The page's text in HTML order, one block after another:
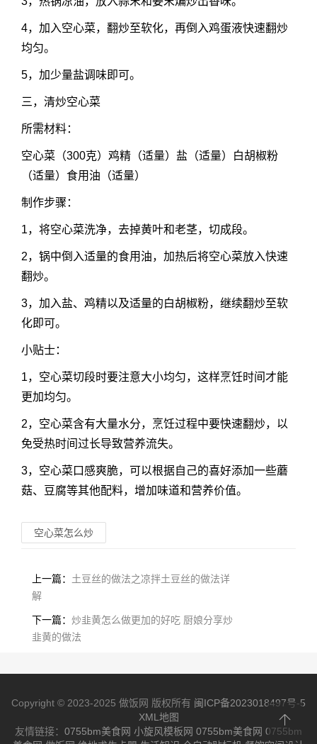
4，加入空心菜，翻炒至软化，再倒入鸡蛋液快速翻炒
均匀。
5，加少量盐调味即可。
三，清炒空心菜
所需材料：
空心菜（300克）鸡精（适量）盐（适量）白胡椒粉
（适量）食用油（适量）
制作步骤：
1，将空心菜洗净，去掉黄叶和老茎，切成段。
2，锅中倒入适量的食用油，加热后将空心菜放入快速
翻炒。
3，加入盐、鸡精以及适量的白胡椒粉，继续翻炒至软
化即可。
小贴士：
1，空心菜切段时要注意大小均匀，这样烹饪时间才能
更加均匀。
2，空心菜含有大量水分，烹饪过程中要快速翻炒，以
免受热时间过长导致营养流失。
3，空心菜口感爽脆，可以根据自己的喜好添加一些蘑
菇、豆腐等其他配料，增加味道和营养价值。
空心菜怎么炒
上一篇： 土豆丝的做法之凉拌土豆丝的做法详
解
下一篇： 炒韭黄怎么做更加的好吃 厨娘分享炒
韭黄的做法
Copyright © 2023-2025 做饭网 版权所有 闽ICP备2023018497号-5
XML地图
友情链接： 0755bm美食网 小旋风模板网 0755bm美食网 0755bm